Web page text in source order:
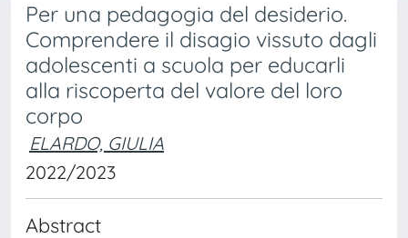
Per una pedagogia del desiderio.
Comprendere il disagio vissuto dagli
adolescenti a scuola per educarli
alla riscoperta del valore del loro
corpo
ELARDO, GIULIA
2022/2023
Abstract